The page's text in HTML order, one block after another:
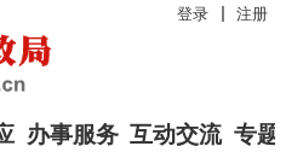
登录 注册
办事服务 互动交流 专题